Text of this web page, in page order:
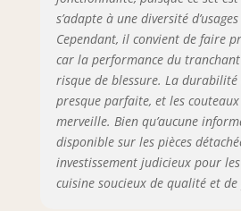
s’adapte à une diversité
Cependant, il convient de faire
car la performance du
risque de blessure. La
presque parfaite, et les
merveille. Bien qu’aucune
disponible sur les pièces
investissement judicieux pour
cuisine soucieux de qualité et